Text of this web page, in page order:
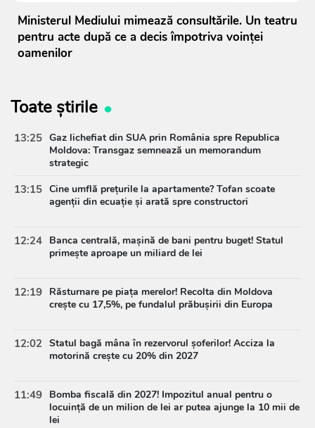
Ministerul Mediului mimează consultările. Un teatru
pentru acte după ce a decis împotriva voinței
oamenilor
Toate știrile
13:25 Gaz lichefiat din SUA prin România spre Republica
Moldova: Transgaz semnează un memorandum
strategic
13:15 Cine umflă prețurile la apartamente? Tofan scoate
agenții din ecuație și arată spre constructori
12:24 Banca centrală, mașină de bani pentru buget! Statul
primește aproape un miliard de lei
12:19 Răsturnare pe piața merelor! Recolta din Moldova
crește cu 17,5%, pe fundalul prăbușirii din Europa
12:02 Statul bagă mâna în rezervorul șoferilor! Acciza la
motorină crește cu 20% din 2027
11:49 Bomba fiscală din 2027! Impozitul anual pentru o
locuință de un milion de lei ar putea ajunge la 10 mii de
lei